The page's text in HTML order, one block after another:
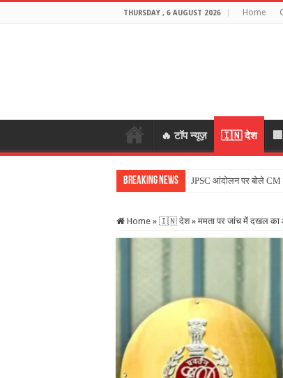
THURSDAY , 6 AUGUST 2026 Home
🔥 टॉप न्यूज़ 🇮🇳 देश
Breaking News JPSC आंदोलन पर बोले CM
Home » 🇮🇳 देश » ममता पर जांच में दखल का